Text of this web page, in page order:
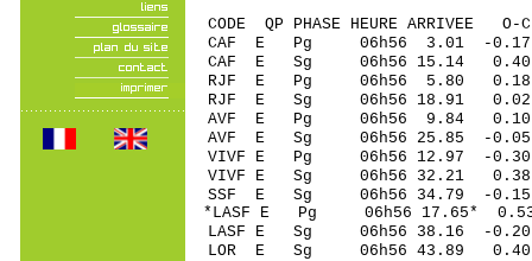
CODE QP PHASE HEURE
CAF E Pg 06h56
CAF E Sg 06h56 15.14
RJF E Pg 06h56
RJF E Sg 06h56 18.91
AVF E Pg 06h56
AVF E Sg 06h56 25.85
VIVF E Pg 06h56
VIVF E Sg 06h56 32.21
SSF E Sg 06h56 34.79
*LASF E Pg 06h56
LASF E Sg 06h56 38.16
LOR E Sg 06h56 43.89